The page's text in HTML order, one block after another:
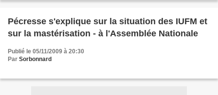
Pécresse s'explique sur la situation des IUFM et
sur la mastérisation - à l'Assemblée Nationale
Publié le 05/11/2009 à 20:30
Par Sorbonnard